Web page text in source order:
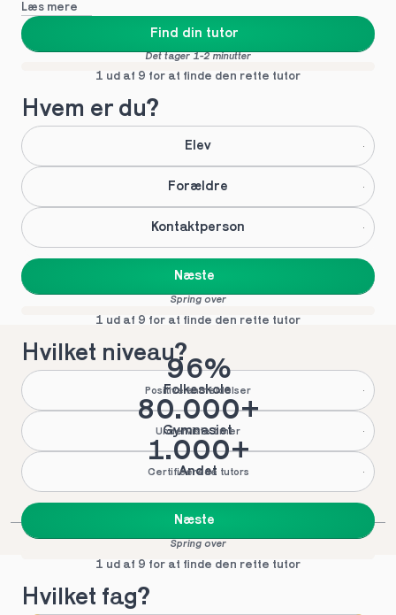
Læs mere
Find din tutor
Det tager 1-2 minutter
1 ud af 9 for at finde den rette tutor
Hvem er du?
Elev
Forældre
Kontaktperson
Næste
Spring over
1 ud af 9 for at finde den rette tutor
Hvilket niveau?
Folkeskole
Gymnasiet
Andet
Næste
Spring over
1 ud af 9 for at finde den rette tutor
Hvilket fag?
96%
Positive anmeldelser
80.000+
Underviste timer
1.000+
Certificerede tutors